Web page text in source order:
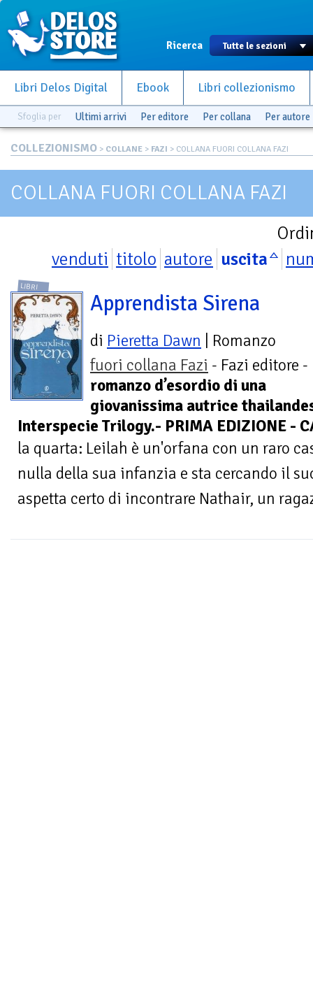
Ricerca
Libri Delos Digital Ebook Libri collezionismo
Sfoglia per Ultimi arrivi Per editore Per collana Per autore
COLLEZIONISMO > COLLANE > FAZI > COLLANA FUORI COLLANA FAZI
COLLANA FUORI COLLANA FAZI
venduti titolo autore uscita
LIBRI
Apprendista Sirena
di Pieretta Dawn | Romanzo
fuori collana Fazi - Fazi editore -
romanzo d’esordio di una
giovanissima autrice
Interspecie Trilogy.- PRIMA EDIZIONE -
la quarta: Leilah è un'orfana con un raro
nulla della sua infanzia e sta cercando il
aspetta certo di incontrare Nathair, un